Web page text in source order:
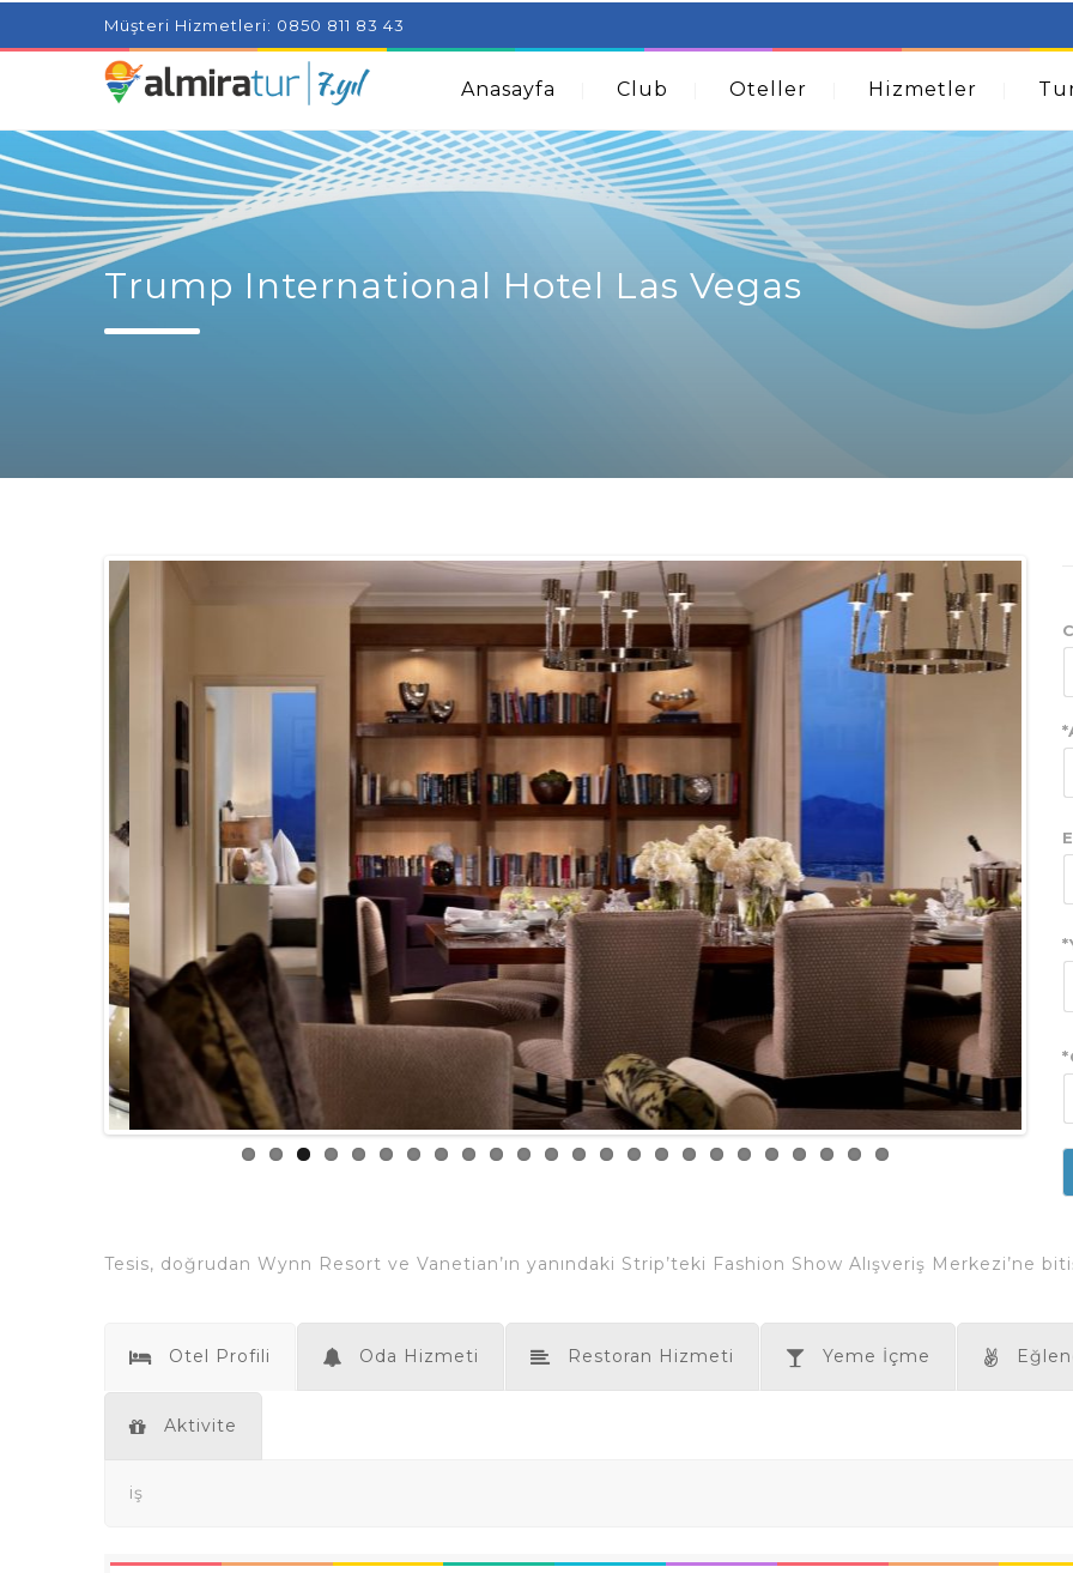
Project Milenial featuring news blogs and tutorials How A
Kids Amazingly Simple Skin Care Tips For People With Acne
Müşteri Hizmetleri: 0850 811 83 43
Anasayfa Club Oteller Hizmetler
Trump International Hotel Las Vegas
Tesis, doğrudan Wynn Resort ve Vanetian’ın yanındaki Strip’teki Fashion Show Alışveriş Merkezi’ne
Otel Profili Oda Hizmeti Restoran Hizmeti Yeme İçme
Aktivite
iş